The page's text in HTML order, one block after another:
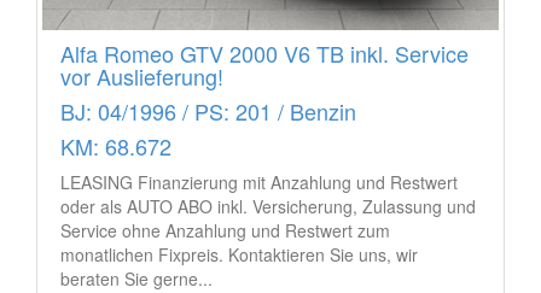
Alfa Romeo GTV 2000 V6 TB inkl. Service
vor Auslieferung!
BJ: 04/1996 / PS: 201 / Benzin
KM: 68.672
LEASING Finanzierung mit Anzahlung und Restwert
oder als AUTO ABO inkl. Versicherung, Zulassung und
Service ohne Anzahlung und Restwert zum
monatlichen Fixpreis. Kontaktieren Sie uns, wir
beraten Sie gerne...